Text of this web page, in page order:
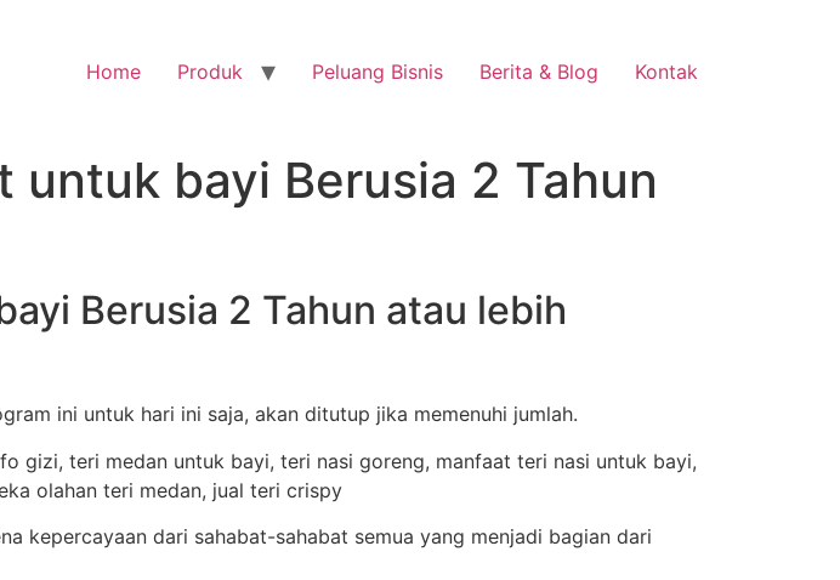
Home Produk Peluang Bisnis Berita & Blog Kontak
untuk bayi Berusia 2 Tahun
Berusia 2 Tahun atau lebih
ini untuk hari ini saja, akan ditutup jika memenuhi jumlah.
kepercayaan dari sahabat-sahabat semua yang menjadi bagian dari